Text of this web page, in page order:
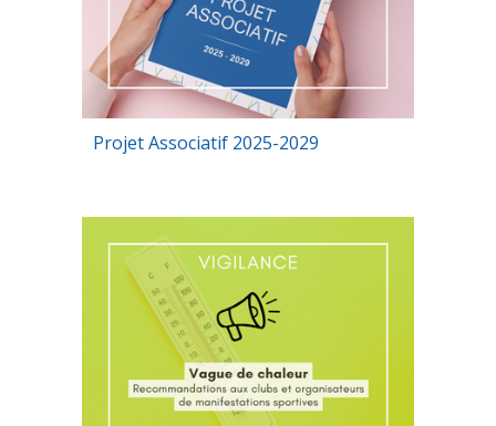
Projet Associatif 2025-2029